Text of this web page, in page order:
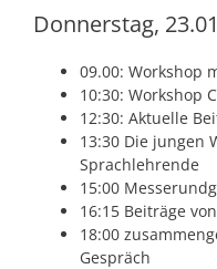
Donnerstag,
09.00: Workshop
10:30: Workshop
12:30: Aktuelle
13:30 Die jungen
Sprachlehrende
15:00
16:15 Beiträge
18:00
Gespräch